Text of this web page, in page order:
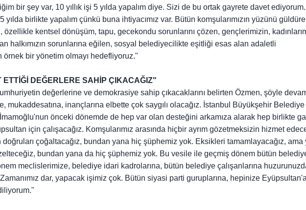
bir şey var, 10 yıllık işi 5 yılda yapalım diye. Sizi de bu ortak gayrete davet ediyorum.
yılda birlikte yapalım çünkü buna ihtiyacımız var. Bütün komşularımızın yüzünü
özellikle kentsel dönüşüm, tapu, gecekondu sorunlarını çözen, gençlerimizin,
halkımızın sorunlarına eğilen, sosyal belediyecilikte eşitliği esas alan adaletli
bir yönetim olmayı hedefliyoruz."
DEĞERLERE SAHİP ÇIKACAĞIZ"
değerlerine ve demokrasiye sahip çıkacaklarını belirten Özmen, şöyle
mukaddesatına, inançlarına elbette çok saygılı olacağız. İstanbul Büyükşehir Belediye
İmamoğlu'nun önceki dönemde de hep var olan desteğini arkamıza alarak hep birlikte
için çalışacağız. Komşularımız arasında hiçbir ayrım gözetmeksizin hizmet
çoğaltacağız, bundan yana hiç şüphemiz yok. Eksikleri tamamlayacağız, ama
bundan yana da hiç şüphemiz yok. Bu vesile ile geçmiş dönem bütün
meclislerimize, belediye idari kadrolarına, bütün belediye çalışanlarına
dar, yapacak işimiz çok. Bütün siyasi parti guruplarına, hepinize Eyüpsultan'a